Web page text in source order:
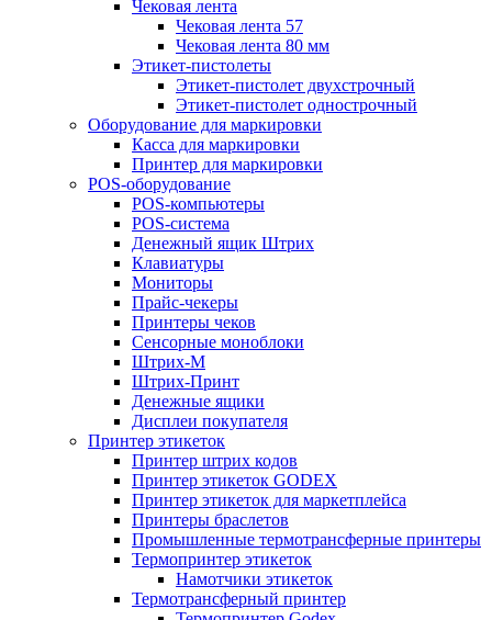
Чековая лента
Чековая лента 57
Чековая лента 80 мм
Этикет-пистолеты
Этикет-пистолет двухстрочный
Этикет-пистолет однострочный
Оборудование для маркировки
Касса для маркировки
Принтер для маркировки
POS-оборудование
POS-компьютеры
POS-система
Денежный ящик Штрих
Клавиатуры
Мониторы
Прайс-чекеры
Принтеры чеков
Сенсорные моноблоки
Штрих-М
Штрих-Принт
Денежные ящики
Дисплеи покупателя
Принтер этикеток
Принтер штрих кодов
Принтер этикеток GODEX
Принтер этикеток для маркетплейса
Принтеры браслетов
Промышленные термотрансферные принтеры
Термопринтер этикеток
Намотчики этикеток
Термотрансферный принтер